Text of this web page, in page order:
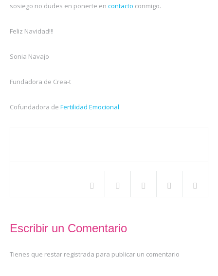
sosiego no dudes en ponerte en contacto conmigo.
Feliz Navidad!!!
Sonia Navajo
Fundadora de Crea-t
Cofundadora de Fertilidad Emocional
Escribir un Comentario
Tienes que restar registrada para publicar un comentario